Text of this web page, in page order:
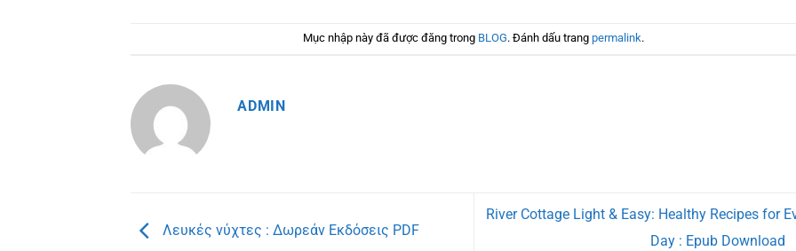
Mục nhập này đã được đăng trong BLOG. Đánh dấu trangpermalink.
ADMIN
Λευκές νύχτες : Δωρεάν Εκδόσεις PDF
River Cottage Light & Easy: Healthy Recipes for
Day : Epub Download